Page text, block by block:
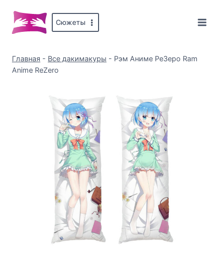
содержимому
Сюжеты
Главная - Все дакимакуры - Рэм Аниме РеЗеро Ram
Anime ReZero